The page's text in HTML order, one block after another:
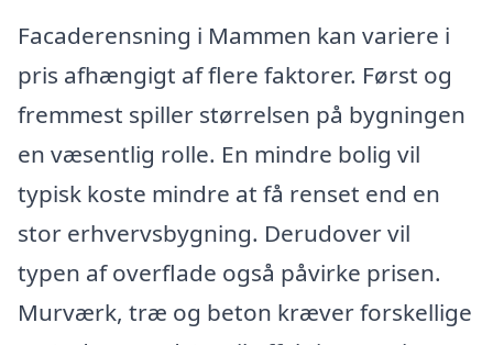
Facaderensning i Mammen kan variere i
pris afhængigt af flere faktorer. Først og
fremmest spiller størrelsen på bygningen
en væsentlig rolle. En mindre bolig vil
typisk koste mindre at få renset end en
stor erhvervsbygning. Derudover vil
typen af overflade også påvirke prisen.
Murværk, træ og beton kræver forskellige